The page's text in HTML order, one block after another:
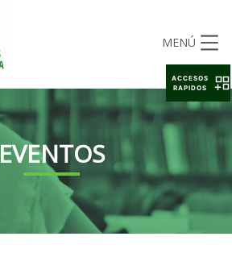
MENÚ
EVENTOS
ACCESOS
RAPIDOS